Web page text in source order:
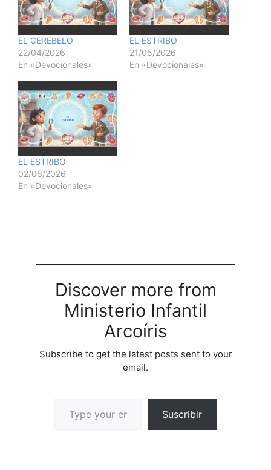
EL CEREBELO
22/04/2026
En «Devocionales»
EL ESTRIBO
21/05/2026
En «Devocionales»
EL ESTRIBO
02/06/2026
En «Devocionales»
Discover more from
Ministerio Infantil
Arcoíris
Subscribe to get the latest posts sent to your
email.
Suscribir